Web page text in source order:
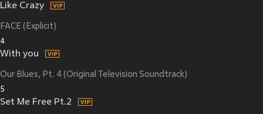
Like Crazy
FACE (Explicit)
4
With you
Our Blues, Pt. 4 (Original Television Soundtrack)
5
Set Me Free Pt.2